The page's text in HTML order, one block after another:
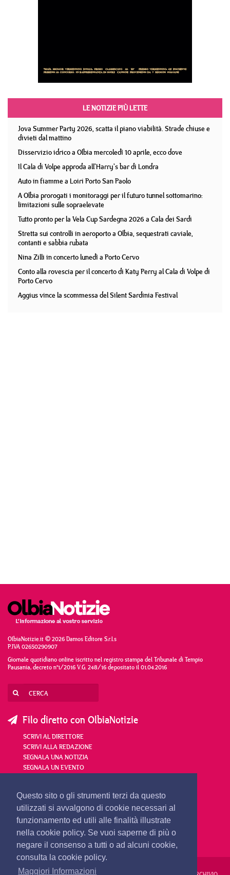
Questo sito o gli strumenti terzi da questo
utilizzati si avvalgono di cookie necessari al
funzionamento ed utili alle finalità illustrate
nella cookie policy. Se vuoi saperne di più o
negare il consenso a tutti o ad alcuni cookie,
consulta la cookie policy.
Maggiori Informazioni
LE NOTIZIE PIÙ LETTE
Jova Summer Party 2026, scatta il piano viabilità. Strade chiuse e
divieti dal mattino
Disservizio idrico a Olbia mercoledì 10 aprile, ecco dove
Il Cala di Volpe approda all'Harry's bar di Londra
Auto in fiamme a Loiri Porto San Paolo
A Olbia prorogati i monitoraggi per il futuro tunnel sottomarino:
limitazioni sulle sopraelevate
Tutto pronto per la Vela Cup Sardegna 2026 a Cala dei Sardi
Stretta sui controlli in aeroporto a Olbia, sequestrati caviale,
contanti e sabbia rubata
Nina Zilli in concerto lunedì a Porto Cervo
Conto alla rovescia per il concerto di Katy Perry al Cala di Volpe di
Porto Cervo
Aggius vince la scommessa del Silent Sardinia Festival
OlbiaNotizie.it © 2026 Damos Editore S.r.l.s
P.IVA 02650290907
Giornale quotidiano online iscritto nel registro stampa del Tribunale di Tempio
Pausania, decreto n°1/2016 V.G. 248/16 depositato il 01.04.2016
Filo diretto con OlbiaNotizie
SCRIVI AL DIRETTORE
SCRIVI ALLA REDAZIONE
SEGNALA UNA NOTIZIA
SEGNALA UN EVENTO
redazione@olbianotizie.it